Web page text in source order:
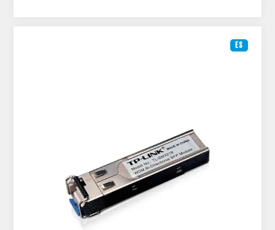
ES